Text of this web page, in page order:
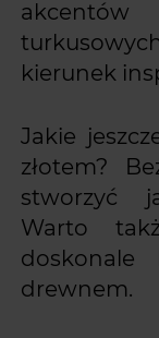
kierunek
Jakie
złotem?
stworzyć
Warto
doskonale
drewnem.